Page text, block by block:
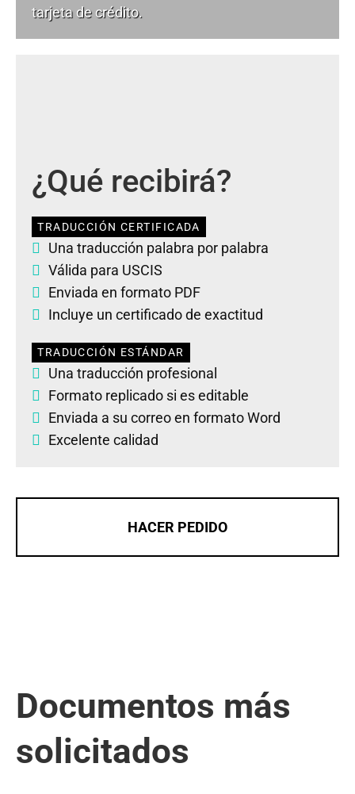
tarjeta de crédito.
¿Qué recibirá?
TRADUCCIÓN CERTIFICADA
Una traducción palabra por palabra
Válida para USCIS
Enviada en formato PDF
Incluye un certificado de exactitud
TRADUCCIÓN ESTÁNDAR
Una traducción profesional
Formato replicado si es editable
Enviada a su correo en formato Word
Excelente calidad
HACER PEDIDO
Documentos más
solicitados